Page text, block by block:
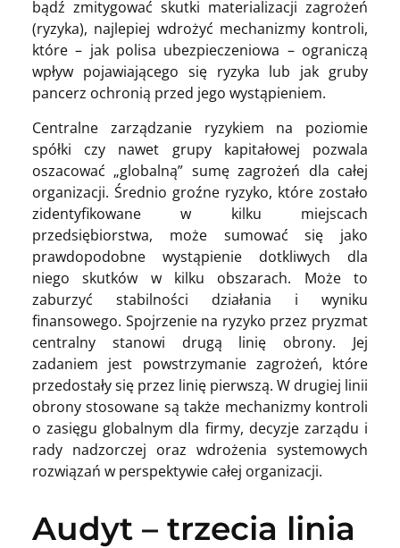
bądź zmitygować skutki materializacji zagrożeń
(ryzyka), najlepiej wdrożyć mechanizmy kontroli,
które – jak polisa ubezpieczeniowa – ograniczą
wpływ pojawiającego się ryzyka lub jak gruby
pancerz ochronią przed jego wystąpieniem.
Centralne zarządzanie ryzykiem na poziomie
spółki czy nawet grupy kapitałowej pozwala
oszacować „globalną” sumę zagrożeń dla całej
organizacji. Średnio groźne ryzyko, które zostało
zidentyfikowane w kilku miejscach
przedsiębiorstwa, może sumować się jako
prawdopodobne wystąpienie dotkliwych dla
niego skutków w kilku obszarach. Może to
zaburzyć stabilności działania i wyniku
finansowego. Spojrzenie na ryzyko przez pryzmat
centralny stanowi drugą linię obrony. Jej
zadaniem jest powstrzymanie zagrożeń, które
przedostały się przez linię pierwszą. W drugiej linii
obrony stosowane są także mechanizmy kontroli
o zasięgu globalnym dla firmy, decyzje zarządu i
rady nadzorczej oraz wdrożenia systemowych
rozwiązań w perspektywie całej organizacji.
Audyt – trzecia linia